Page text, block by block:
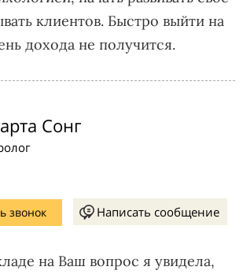
клиентов. Быстро выйти на
дохода не получится.
Сонг
звонок Написать сообщение
на Ваш вопрос я увидела,